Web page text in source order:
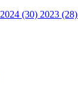
2024 (30) 2023 (28)